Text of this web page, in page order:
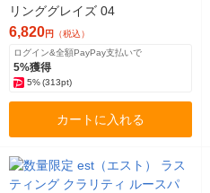
リンググレイズ 04
6,820円 （税込）
ログイン&全額PayPay支払いで
5%獲得
5%(313pt)
カートに入れる